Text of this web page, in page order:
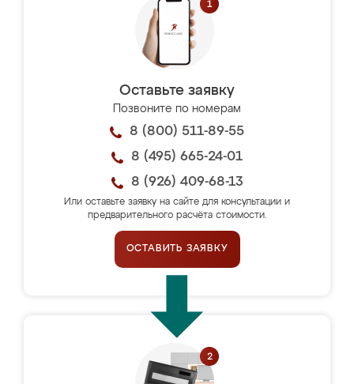
Оставьте заявку
Позвоните по номерам
8 (800) 511-89-55
8 (495) 665-24-01
8 (926) 409-68-13
Или оставьте заявку на сайте для консультации и
предварительного расчёта стоимости.
ОСТАВИТЬ ЗАЯВКУ